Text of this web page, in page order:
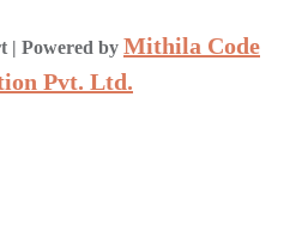
| Powered by Mithila Code
Pvt. Ltd.